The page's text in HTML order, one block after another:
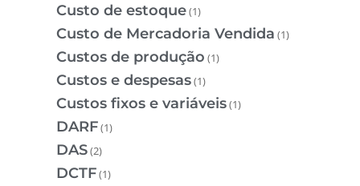
Custo de estoque(1)
Custo de Mercadoria Vendida (1)
Custos de produção (1)
Custos e despesas(1)
Custos fixos e variáveis(1)
DARF(1)
DAS(2)
DCTF(1)